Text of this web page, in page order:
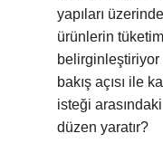
yapıları
ürünlerin
bakış açısı ile
isteği
düzen yaratır?